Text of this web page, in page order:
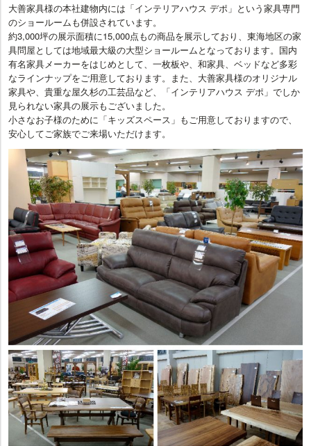
大善家具様の本社建物内には「インテリアハウス デポ」という家具専門
のショールームも併設されています。
約3,000坪の展示面積に15,000点もの商品を展示しており、東海地区の家
具問屋としては地域最大級の大型ショールームとなっております。国内
有名家具メーカーをはじめとして、一枚板や、和家具、ベッドなど多彩
なラインナップをご用意しております。また、大善家具様のオリジナル
家具や、貴重な屋久杉の工芸品など、「インテリアハウス デポ」でしか
見られない家具の展示もございました。
小さなお子様のために「キッズスペース」もご用意しておりますので、
安心してご家族でご来場いただけます。